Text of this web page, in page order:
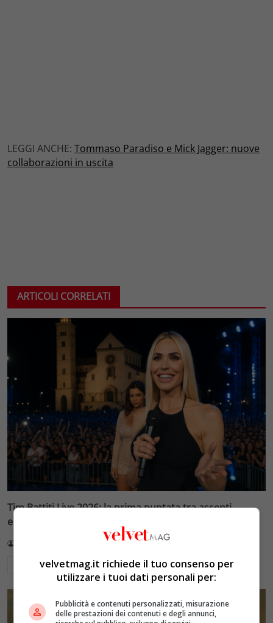
LEGGI ANCHE: Tommaso Paradiso e Mick Jagger: nuove
collaborazioni in uscita
ARTICOLI CORRELATI
Tim Battiti Live 2026: la prima puntata tra assenti
eccellenti e polemiche social
14 Luglio 2026
Leggi di piùvelvetmag.it richiede il tuo consenso per
utilizzare i tuoi dati personali per:
Pubblicità e contenuti personalizzati, misurazione
delle prestazioni dei contenuti e degli annunci,